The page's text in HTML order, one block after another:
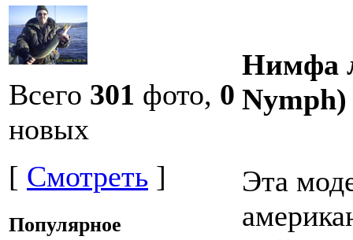
Всего 301 фото, 0
новых
[ Смотреть ]
Популярное
Нимфа
Nymph)
Эта